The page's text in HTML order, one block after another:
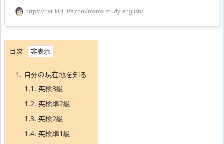
https://harikiri-life.com/mama-study-english/
目次
1. 自分の現在地を知る
1.1. 英検3級
1.2. 英検準2級
1.3. 英検2級
1.4. 英検準1級